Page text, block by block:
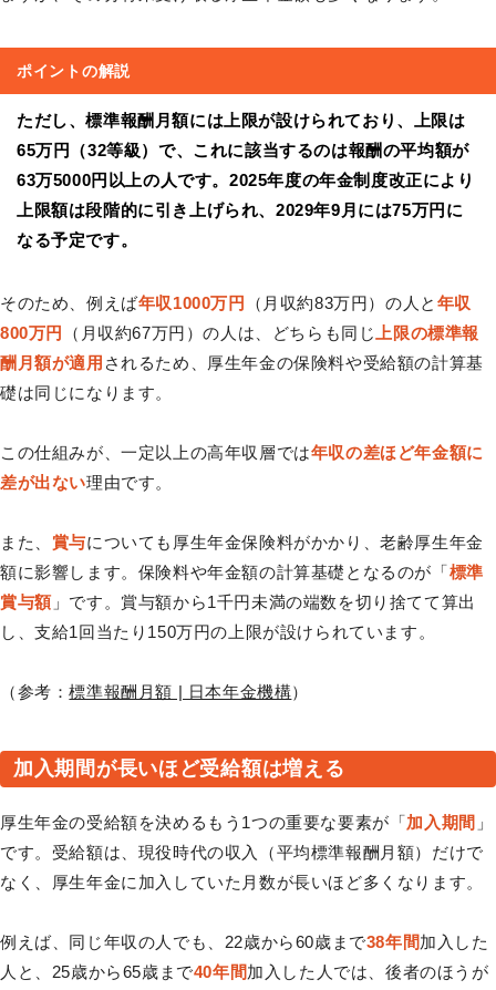
ポイントの解説
ただし、標準報酬月額には上限が設けられており、上限は
65万円（32等級）で、これに該当するのは報酬の平均額が
63万5000円以上の人です。2025年度の年金制度改正により
上限額は段階的に引き上げられ、2029年9月には75万円に
なる予定です。
そのため、例えば年収1000万円 （月収約83万円）の人と 年収
800万円
（月収約67万円）の人は、どちらも同じ 上限の標準報
酬月額が適用 されるため、厚生年金の保険料や受給額の計算基
礎は同じになります。
この仕組みが、一定以上の高年収層では年収の差ほど年金額に
差が出ない理由です。
また、 賞与についても厚生年金保険料がかかり、老齢厚生年金
額に影響します。保険料や年金額の計算基礎となるのが「標準
賞与額」です。賞与額から1千円未満の端数を切り捨てて算出
し、支給1回当たり150万円の上限が設けられています。
（参考：標準報酬月額 | 日本年金機構）
加入期間が長いほど受給額は増える
厚生年金の受給額を決めるもう1つの重要な要素が「加入期間 」
です。受給額は、現役時代の収入（平均標準報酬月額）だけで
なく、厚生年金に加入していた月数が長いほど多くなります。
例えば、同じ年収の人でも、22歳から60歳まで38年間加入した
人と、25歳から65歳まで40年間加入した人では、後者のほうが